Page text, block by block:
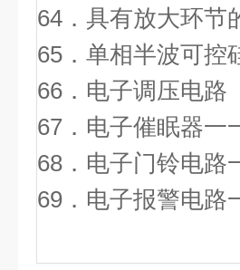
64．具有放大环节
65．单相半波可控
66．电子调压电路
67．电子催眠器一
68．电子门铃电路
69．电子报警电路